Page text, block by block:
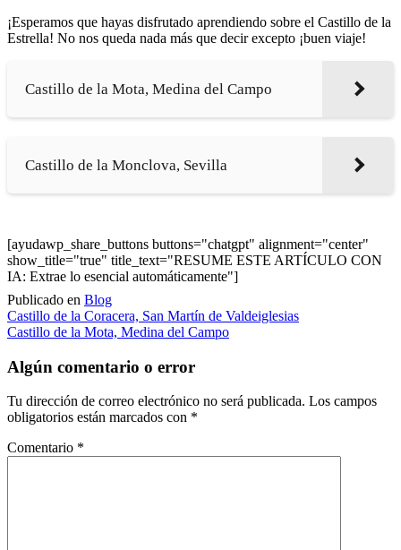
¡Esperamos que hayas disfrutado aprendiendo sobre el Castillo de la
Estrella! No nos queda nada más que decir excepto ¡buen viaje!
Castillo de la Mota, Medina del Campo
Castillo de la Monclova, Sevilla
[ayudawp_share_buttons buttons="chatgpt" alignment="center"
show_title="true" title_text="RESUME ESTE ARTÍCULO CON
IA: Extrae lo esencial automáticamente"]
Publicado en Blog
Navegación
de
entradas
Castillo de la Coracera, San Martín de Valdeiglesias
Castillo de la Mota, Medina del Campo
Algún comentario o error
Tu dirección de correo electrónico no será publicada. Los campos
obligatorios están marcados con *
Comentario *